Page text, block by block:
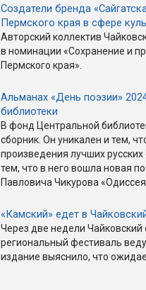
Создатели бренда
Пермского края в сфере
Авторский коллектив
в номинации «Сохранение и
Пермского края».
Альманах «День поэзии»
библиотеки
В фонд Центральной
сборник. Он уникален и тем,
произведения лучших
тем, что в него вошла новая
Павловича Чикурова
«Камский» едет в
Через две недели
региональный фестиваль
издание выяснило, что